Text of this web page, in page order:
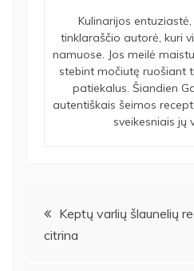
Kulinarijos
tinklaraščio autorė, kuri
namuose. Jos meilė
stebint močiutę ruošiant
patiekalus. Šiandien
autentiškais šeimos
sveikesniais jų
Navigacija
tarp
Keptų varlių šlaunelių
citrina